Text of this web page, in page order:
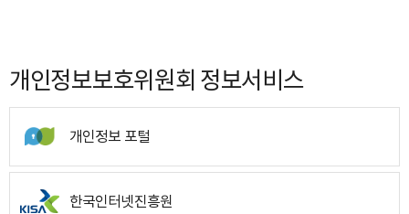
개인정보보호위원회 정보서비스
개인정보 포털
한국인터넷진흥원